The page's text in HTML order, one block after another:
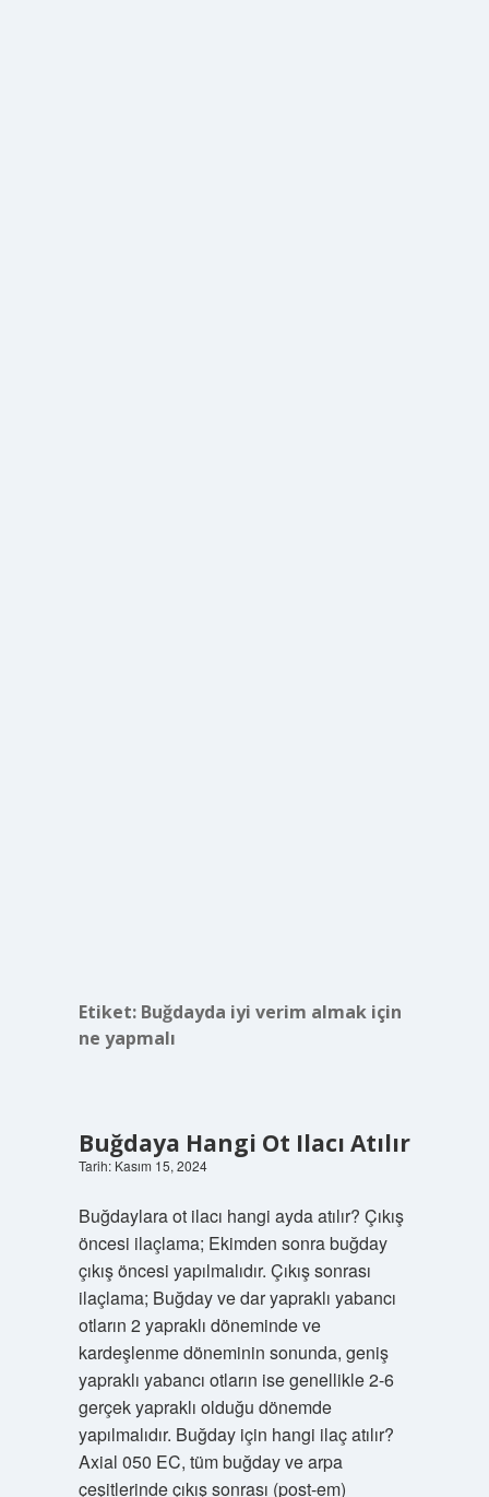
Etiket: Buğdayda iyi verim almak için
ne yapmalı
Buğdaya Hangi Ot Ilacı Atılır
Tarih: Kasım 15, 2024
Buğdaylara ot ilacı hangi ayda atılır? Çıkış
öncesi ilaçlama; Ekimden sonra buğday
çıkış öncesi yapılmalıdır. Çıkış sonrası
ilaçlama; Buğday ve dar yapraklı yabancı
otların 2 yapraklı döneminde ve
kardeşlenme döneminin sonunda, geniş
yapraklı yabancı otların ise genellikle 2-6
gerçek yapraklı olduğu dönemde
yapılmalıdır. Buğday için hangi ilaç atılır?
Axial 050 EC, tüm buğday ve arpa
çeşitlerinde çıkış sonrası (post-em)